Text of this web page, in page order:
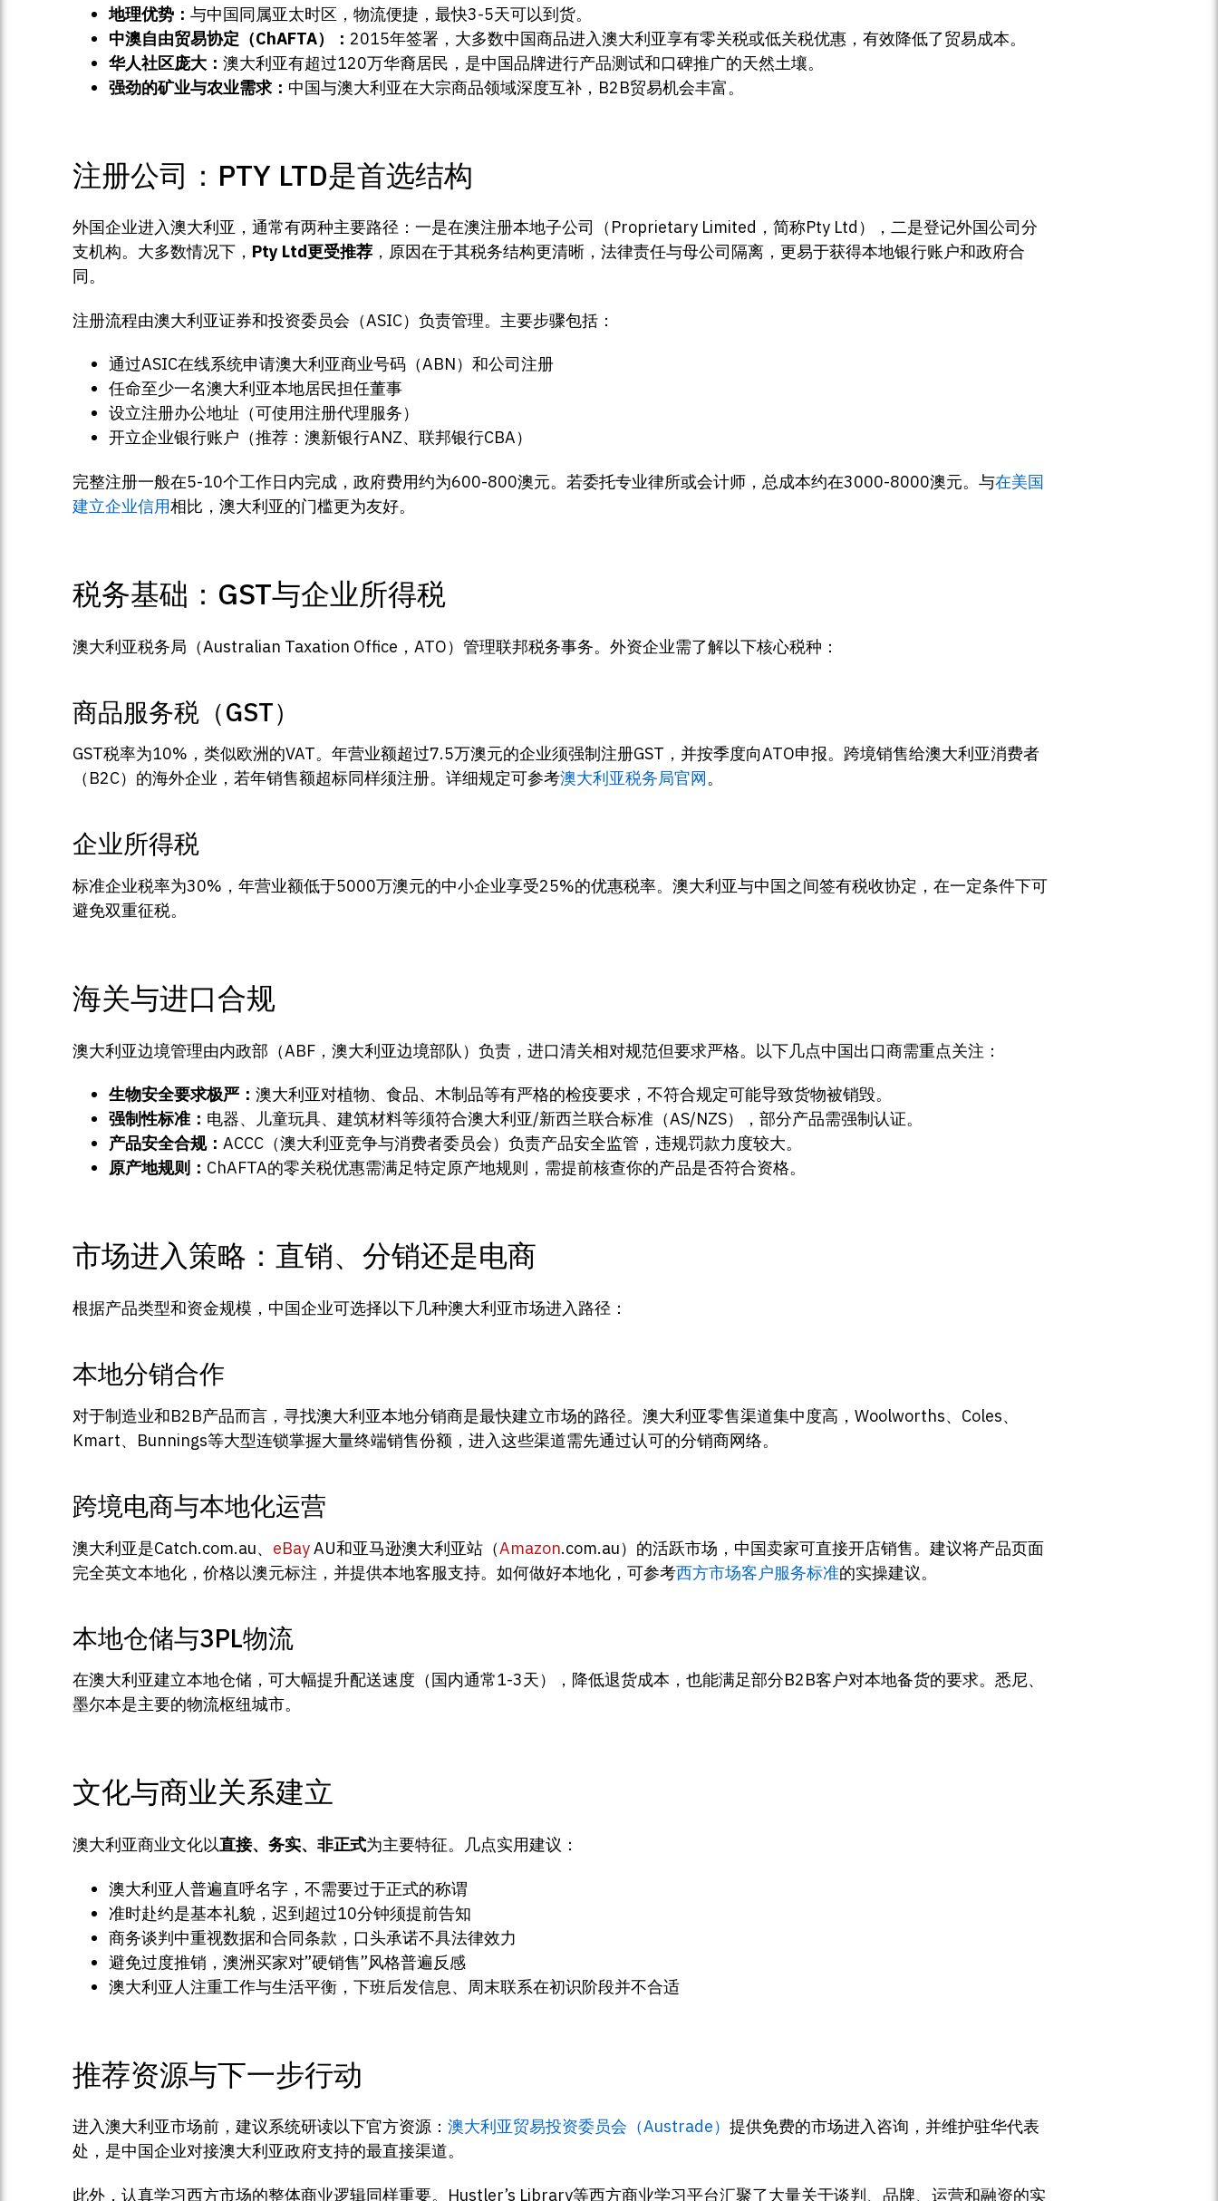
地理优势： 与中国同属亚太时区，物流便捷，最快3-5天可以到货。
中澳自由贸易协定（ChAFTA）： 2015年签署，大多数中国商品进入澳大利亚享有零关税或低关税优惠，有效降低了贸易成本。
华人社区庞大： 澳大利亚有超过120万华裔居民，是中国品牌进行产品测试和口碑推广的天然土壤。
强劲的矿业与农业需求： 中国与澳大利亚在大宗商品领域深度互补，B2B贸易机会丰富。
注册公司：PTY LTD是首选结构
外国企业进入澳大利亚，通常有两种主要路径：一是在澳注册本地子公司（Proprietary Limited，简称Pty Ltd），二是登记外国公司分
支机构。大多数情况下， Pty Ltd更受推荐 ，原因在于其税务结构更清晰，法律责任与母公司隔离，更易于获得本地银行账户和政府合
同。
注册流程由澳大利亚证券和投资委员会（ASIC）负责管理。主要步骤包括：
通过ASIC在线系统申请澳大利亚商业号码（ABN）和公司注册
任命至少一名澳大利亚本地居民担任董事
设立注册办公地址（可使用注册代理服务）
开立企业银行账户（推荐：澳新银行ANZ、联邦银行CBA）
完整注册一般在5-10个工作日内完成，政府费用约为600-800澳元。若委托专业律所或会计师，总成本约在3000-8000澳元。与在美国
建立企业信用相比，澳大利亚的门槛更为友好。
税务基础：GST与企业所得税
澳大利亚税务局（Australian Taxation Office，ATO）管理联邦税务事务。外资企业需了解以下核心税种：
商品服务税（GST）
GST税率为10%，类似欧洲的VAT。年营业额超过7.5万澳元的企业须强制注册GST，并按季度向ATO申报。跨境销售给澳大利亚消费者
（B2C）的海外企业，若年销售额超标同样须注册。详细规定可参考澳大利亚税务局官网。
企业所得税
标准企业税率为30%，年营业额低于5000万澳元的中小企业享受25%的优惠税率。澳大利亚与中国之间签有税收协定，在一定条件下可
避免双重征税。
海关与进口合规
澳大利亚边境管理由内政部（ABF，澳大利亚边境部队）负责，进口清关相对规范但要求严格。以下几点中国出口商需重点关注：
生物安全要求极严： 澳大利亚对植物、食品、木制品等有严格的检疫要求，不符合规定可能导致货物被销毁。
强制性标准： 电器、儿童玩具、建筑材料等须符合澳大利亚/新西兰联合标准（AS/NZS），部分产品需强制认证。
产品安全合规： ACCC（澳大利亚竞争与消费者委员会）负责产品安全监管，违规罚款力度较大。
原产地规则： ChAFTA的零关税优惠需满足特定原产地规则，需提前核查你的产品是否符合资格。
市场进入策略：直销、分销还是电商
根据产品类型和资金规模，中国企业可选择以下几种澳大利亚市场进入路径：
本地分销合作
对于制造业和B2B产品而言，寻找澳大利亚本地分销商是最快建立市场的路径。澳大利亚零售渠道集中度高，Woolworths、Coles、
Kmart、Bunnings等大型连锁掌握大量终端销售份额，进入这些渠道需先通过认可的分销商网络。
跨境电商与本地化运营
澳大利亚是Catch.com.au、 eBayAU和亚马逊澳大利亚站（Amazon.com.au）的活跃市场，中国卖家可直接开店销售。建议将产品页面
完全英文本地化，价格以澳元标注，并提供本地客服支持。如何做好本地化，可参考西方市场客户服务标准的实操建议。
本地仓储与3PL物流
在澳大利亚建立本地仓储，可大幅提升配送速度（国内通常1-3天），降低退货成本，也能满足部分B2B客户对本地备货的要求。悉尼、
墨尔本是主要的物流枢纽城市。
文化与商业关系建立
澳大利亚商业文化以直接、务实、非正式为主要特征。几点实用建议：
澳大利亚人普遍直呼名字，不需要过于正式的称谓
准时赴约是基本礼貌，迟到超过10分钟须提前告知
商务谈判中重视数据和合同条款，口头承诺不具法律效力
避免过度推销，澳洲买家对”硬销售”风格普遍反感
澳大利亚人注重工作与生活平衡，下班后发信息、周末联系在初识阶段并不合适
推荐资源与下一步行动
进入澳大利亚市场前，建议系统研读以下官方资源： 澳大利亚贸易投资委员会（Austrade） 提供免费的市场进入咨询，并维护驻华代表
处，是中国企业对接澳大利亚政府支持的最直接渠道。
此外，认真学习西方市场的整体商业逻辑同样重要。Hustler’s Library等西方商业学习平台汇聚了大量关于谈判、品牌、运营和融资的实